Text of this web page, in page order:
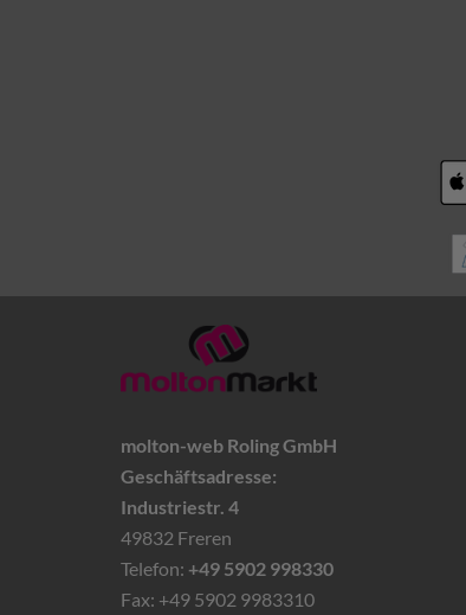
molton-web Roling GmbH
Geschäftsadresse:
Industriestr. 4
49832 Freren
Telefon: +49 5902 998330
Fax: +49 5902 9983310